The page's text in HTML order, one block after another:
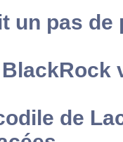
un pas de
de